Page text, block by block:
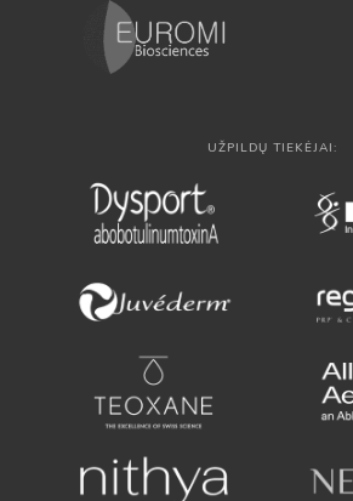
UŽPILDŲ TIEKĖJAI: